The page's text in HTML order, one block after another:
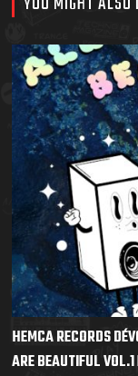
HEMCA RECORDS
ARE BEAUTIFUL